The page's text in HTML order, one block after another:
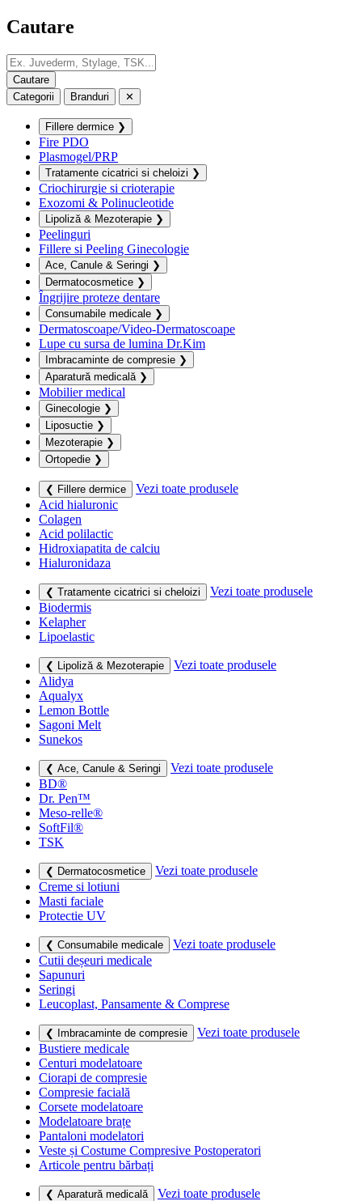
Cautare
Categorii Branduri ✕
Fillere dermice ❯
Fire PDO
Plasmogel/PRP
Tratamente cicatrici si cheloizi ❯
Criochirurgie si crioterapie
Exozomi & Polinucleotide
Lipoliză & Mezoterapie ❯
Peelinguri
Fillere si Peeling Ginecologie
Ace, Canule & Seringi ❯
Dermatocosmetice ❯
Îngrijire proteze dentare
Consumabile medicale ❯
Dermatoscoape/Video-Dermatoscoape
Lupe cu sursa de lumina Dr.Kim
Imbracaminte de compresie ❯
Aparatură medicală ❯
Mobilier medical
Ginecologie ❯
Liposuctie ❯
Mezoterapie ❯
Ortopedie ❯
❮ Fillere dermice
Vezi toate produsele
Acid hialuronic
Colagen
Acid polilactic
Hidroxiapatita de calciu
Hialuronidaza
❮ Tratamente cicatrici si cheloizi
Vezi toate produsele
Biodermis
Kelapher
Lipoelastic
❮ Lipoliză & Mezoterapie
Vezi toate produsele
Alidya
Aqualyx
Lemon Bottle
Sagoni Melt
Sunekos
❮ Ace, Canule & Seringi
Vezi toate produsele
BD®
Dr. Pen™
Meso-relle®
SoftFil®
TSK
❮ Dermatocosmetice
Vezi toate produsele
Creme si lotiuni
Masti faciale
Protectie UV
❮ Consumabile medicale
Vezi toate produsele
Cutii deșeuri medicale
Sapunuri
Seringi
Leucoplast, Pansamente & Comprese
❮ Imbracaminte de compresie
Vezi toate produsele
Bustiere medicale
Centuri modelatoare
Ciorapi de compresie
Compresie facială
Corsete modelatoare
Modelatoare brațe
Pantaloni modelatori
Veste și Costume Compresive Postoperatori
Articole pentru bărbați
❮ Aparatură medicală
Vezi toate produsele